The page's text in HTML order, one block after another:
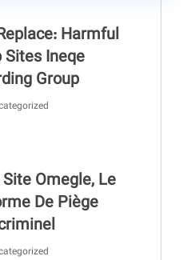
Harmful
Sites Ineqe
Group
Omegle, Le
De Piège